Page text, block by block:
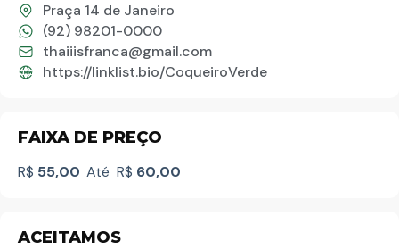
Praça 14 de Janeiro
(92) 98201-0000
thaiiisfranca@gmail.com
https://linklist.bio/CoqueiroVerde
FAIXA DE PREÇO
R$ 55,00 Até R$ 60,00
ACEITAMOS